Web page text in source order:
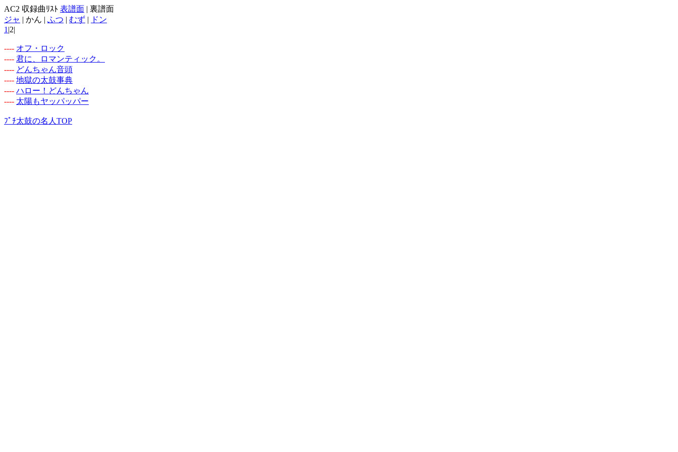
AC2 収録曲ﾘｽﾄ 表譜面 | 裏譜面
ジャ | かん | ふつ | むず | ドン
1 |2|
---- オフ・ロック
---- 君に、ロマンティック。
---- どんちゃん音頭
---- 地獄の太鼓事典
---- ハロー！どんちゃん
---- 太陽もヤッパッパー
ﾌﾟﾁ太鼓の名人TOP